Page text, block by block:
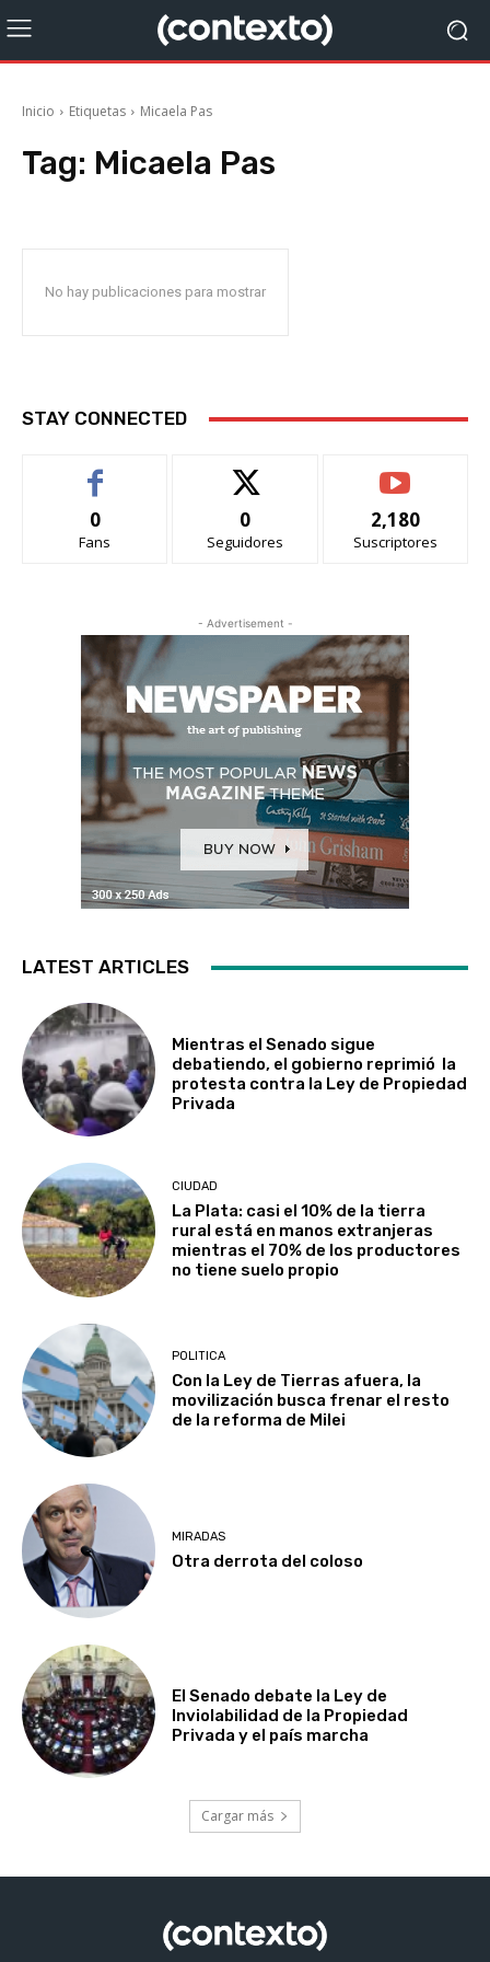
Inicio Etiquetas Micaela Pas
Tag: Micaela Pas
No hay publicaciones para mostrar
STAY CONNECTED
0
Fans
0
Seguidores
2,180
Suscriptores
- Advertisement -
LATEST ARTICLES
Mientras el Senado sigue
debatiendo, el gobierno reprimió la
protesta contra la Ley de Propiedad
Privada
CIUDAD
La Plata: casi el 10% de la tierra
rural está en manos extranjeras
mientras el 70% de los productores
no tiene suelo propio
POLITICA
Con la Ley de Tierras afuera, la
movilización busca frenar el resto
de la reforma de Milei
MIRADAS
Otra derrota del coloso
El Senado debate la Ley de
Inviolabilidad de la Propiedad
Privada y el país marcha
Cargar más